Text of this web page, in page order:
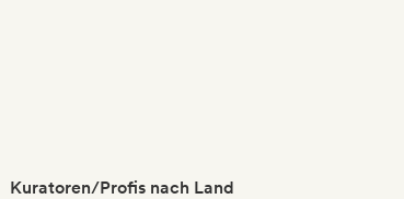
Kuratoren/Profis nach Land